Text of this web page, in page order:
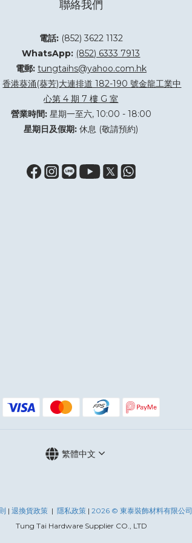
聯絡我們
電話:(852) 3622 1132
WhatsApp: (852) 6333 7913
電郵: tungtaihs@yahoo.com.hk
香港葵涌(葵芳)大連排道 182-190 號金龍工業中
心第 4 期 7 樓 G 室
營業時間:星期一至六, 10:00 - 18:00
星期日及假期: 休息 (敬請預約)
繁體中文
| 退換貨政策 | 隱私政策 | 2026 © 東泰裝飾材料有限公司
Tung Tai Hardware Supplier CO., LTD